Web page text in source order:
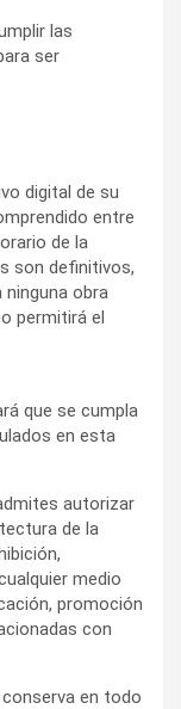
las
ser
digital de su
entre
de la
son definitivos,
obra
permitirá el
que se cumpla
en esta
autorizar
de la
medio
promoción
con
en todo